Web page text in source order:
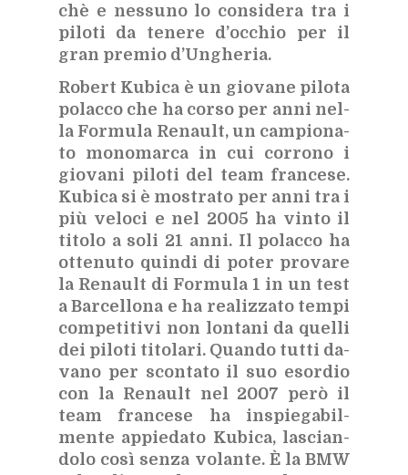
chè e nes­su­no lo con­si­de­ra tra i
pi­lo­ti da te­ne­re d’oc­chio per il
gran pre­mio d’Un­ghe­ria.
Ro­bert Ku­bi­ca è un gio­va­ne pi­lo­ta
po­lac­co che ha cor­so per anni nel­
la For­mu­la Re­nault, un cam­pio­na­
to mo­no­mar­ca in cui cor­ro­no i
gio­va­ni pi­lo­ti del team fran­ce­se.
Ku­bi­ca si è mo­stra­to per anni tra i
più ve­lo­ci e nel 2005 ha vin­to il
ti­to­lo a soli 21 anni. Il po­lac­co ha
ot­te­nu­to quin­di di po­ter pro­va­re
la Re­nault di For­mu­la 1 in un test
a Bar­cel­lo­na e ha rea­liz­za­to tem­pi
com­pe­ti­ti­vi non lon­ta­ni da quel­li
dei pi­lo­ti ti­to­la­ri. Quan­do tut­ti da­
va­no per scon­ta­to il suo esor­dio
con la Re­nault nel 2007 però il
team fran­ce­se ha in­spie­ga­bil­
men­te ap­pie­da­to Ku­bi­ca, la­scian­
do­lo così sen­za vo­lan­te. È la BMW